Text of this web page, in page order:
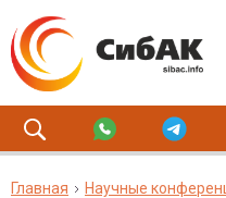
Главная Научные